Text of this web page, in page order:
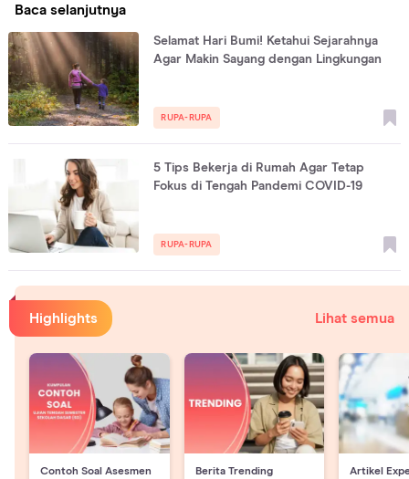
Baca selanjutnya
Selamat Hari Bumi! Ketahui Sejarahnya
Agar Makin Sayang dengan Lingkungan
RUPA-RUPA
5 Tips Bekerja di Rumah Agar Tetap
Fokus di Tengah Pandemi COVID-19
RUPA-RUPA
Highlights Lihat semua
Contoh Soal Asesmen
Berita Trending
Artikel